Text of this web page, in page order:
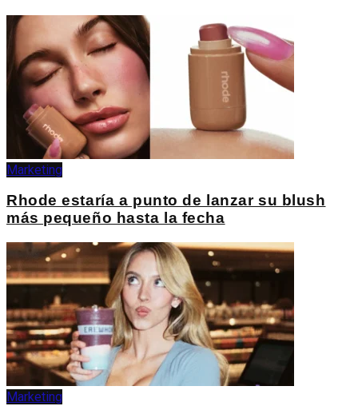
Marketing
Rhode estaría a punto de lanzar su blush
más pequeño hasta la fecha
Marketing